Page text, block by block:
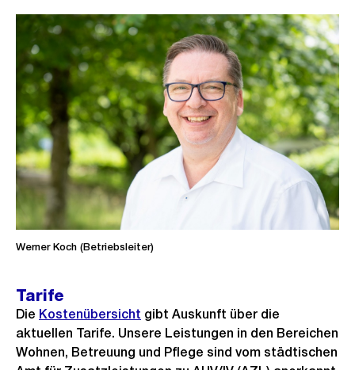
Werner Koch (Betriebsleiter)
Tarife
Die Kostenübersicht gibt Auskunft über die
aktuellen Tarife. Unsere Leistungen in den Bereichen
Wohnen, Betreuung und Pflege sind vom städtischen